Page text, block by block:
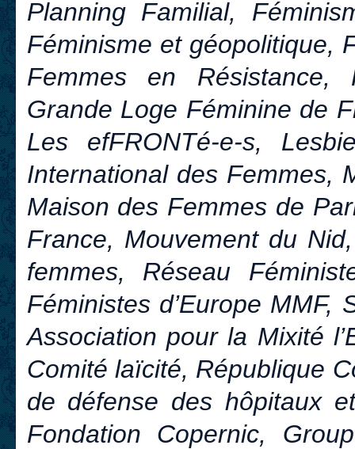
Planning Familial,
Féminisme et géopolitique,
Femmes en Résistance,
Grande Loge Féminine de
Les efFRONTé-e-s,
International des Femmes,
Maison des Femmes de
France, Mouvement du
femmes, Réseau
Féministes d’Europe MMF,
Association pour la Mixité
Comité laïcité, République
de défense des hôpitaux
Fondation Copernic,